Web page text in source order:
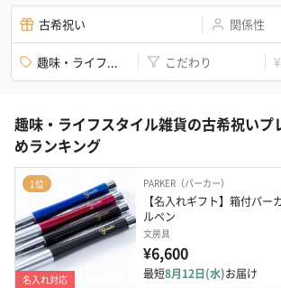
古希祝い 関係性
趣味・ライフ... こだわり ¥
趣味・ライフスタイル雑貨の古希祝いプ
めランキング
1位
名入れ対応
PARKER（パーカー）
【名入れギフト】箱付パー
ルペン
文房具
¥6,600
最短8月12日(水)お届け